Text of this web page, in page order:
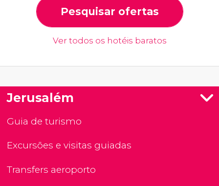
Pesquisar ofertas
Ver todos os hotéis baratos
Jerusalém
Guia de turismo
Excursões e visitas guiadas
Transfers aeroporto